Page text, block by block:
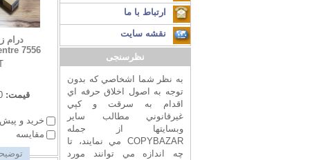
ارتباط با ما
نقشه سایت
نظرسنجی
به نظر شما اشخاصي که بدون
توجه به اصول اخلاق حرفه اي
اقدام به سرقت و کپي
غيرقانوني مطالب ساير
وبسايتها از جمله
COPYBAZAR مي نمايند، تا
چه اندازه مي توانند مورد
درام
7556
قیمت:
خرید و پیش
مقایسه